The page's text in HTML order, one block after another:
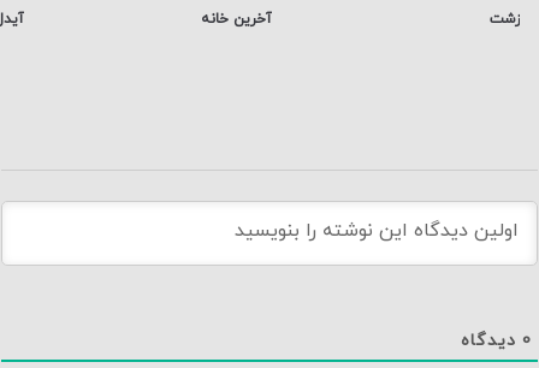
زشت آخرین خانه
0 دیدگاه